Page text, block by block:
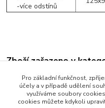
Zboží zařazeno v
Komody
Šířka 115 - 138 cm
Pro základní funkčnost,
účely a v případě udělení
využíváme soubory
cookies můžete kdykoli